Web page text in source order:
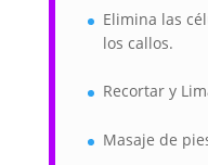
Elimina las
los callos.
Recortar y
Masaje de